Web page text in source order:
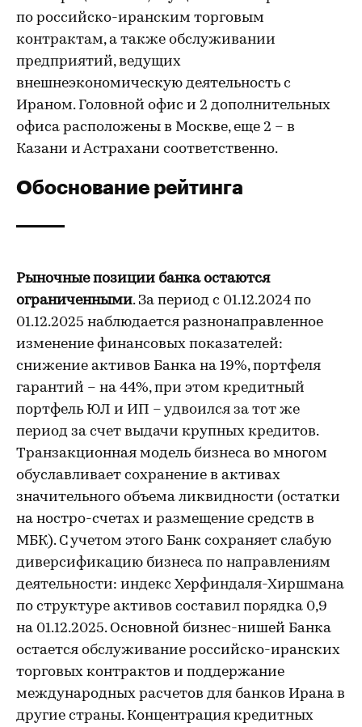
по российско-иранским торговым
контрактам, а также обслуживании
предприятий, ведущих
внешнеэкономическую деятельность с
Ираном. Головной офис и 2 дополнительных
офиса расположены в Москве, еще 2 – в
Казани и Астрахани соответственно.
Обоснование рейтинга
Рыночные позиции банка остаются
ограниченными. За период с 01.12.2024 по
01.12.2025 наблюдается разнонаправленное
изменение финансовых показателей:
снижение активов Банка на 19%, портфеля
гарантий – на 44%, при этом кредитный
портфель ЮЛ и ИП – удвоился за тот же
период за счет выдачи крупных кредитов.
Транзакционная модель бизнеса во многом
обуславливает сохранение в активах
значительного объема ликвидности (остатки
на ностро-счетах и размещение средств в
МБК). С учетом этого Банк сохраняет слабую
диверсификацию бизнеса по направлениям
деятельности: индекс Херфиндаля-Хиршмана
по структуре активов составил порядка 0,9
на 01.12.2025. Основной бизнес-нишей Банка
остается обслуживание российско-иранских
торговых контрактов и поддержание
международных расчетов для банков Ирана в
другие страны. Концентрация кредитных